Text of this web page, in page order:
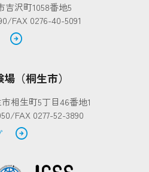
吉沢町1058番地5
FAX 0276-40-5091
arrow_circle_right
（桐生市）
市相生町5丁目46番地1
FAX 0277-52-3890
arrow_circle_right